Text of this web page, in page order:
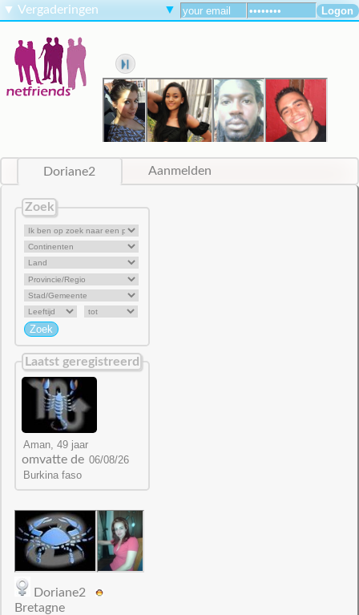
▼ Vergaderingen ▼
Doriane2 Aanmelden
Zoek
Laatst geregistreerd
omvatte de
Doriane2
Bretagne